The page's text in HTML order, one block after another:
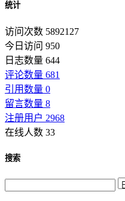
统计
访问次数 5892127
今日访问 950
日志数量 644
评论数量 681
引用数量 0
留言数量 8
注册用户 2968
在线人数 33
搜索